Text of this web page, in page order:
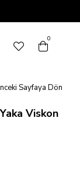
0
Sayfaya Dön
Viskon